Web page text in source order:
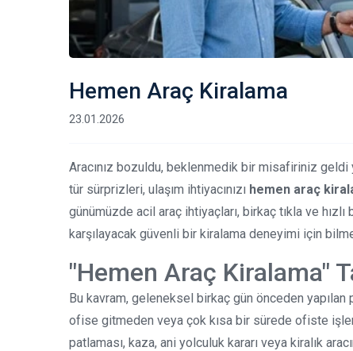
Hemen Araç Kiralama
23.01.2026
Aracınız bozuldu, beklenmedik bir misafiriniz geldi
tür sürprizleri, ulaşım ihtiyacınızı hemen araç
günümüzde acil araç ihtiyaçları, birkaç tıkla ve
karşılayacak güvenli bir kiralama deneyimi için
"Hemen Araç Kiralama"
Bu kavram, geleneksel birkaç gün önceden yapılan
ofise gitmeden veya çok kısa bir sürede ofiste
patlaması, kaza, ani yolculuk kararı veya kiralık